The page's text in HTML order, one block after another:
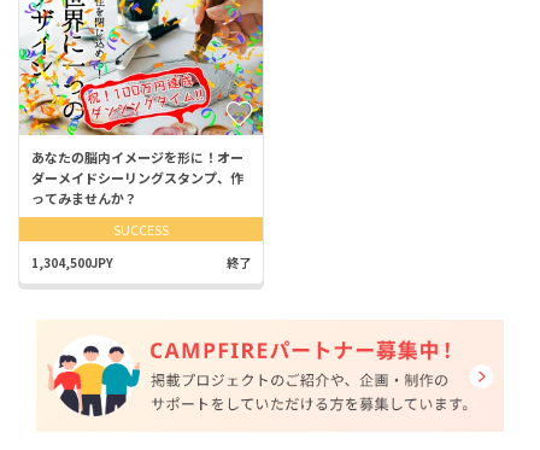
あなたの脳内イメージを形に！オー
ダーメイドシーリングスタンプ、作
ってみませんか？
SUCCESS
1,304,500JPY 終了